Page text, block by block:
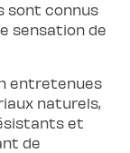
sont connus
sensation de
entretenues
naturels,
et
de